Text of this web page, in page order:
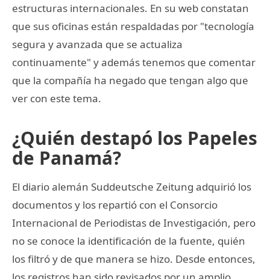
estructuras internacionales. En su web constatan
que sus oficinas están respaldadas por "tecnología
segura y avanzada que se actualiza
continuamente" y además tenemos que comentar
que la compañía ha negado que tengan algo que
ver con este tema.
¿Quién destapó los Papeles
de Panamá?
El diario alemán Suddeutsche Zeitung adquirió los
documentos y los repartió con el Consorcio
Internacional de Periodistas de Investigación, pero
no se conoce la identificación de la fuente, quién
los filtró y de que manera se hizo. Desde entonces,